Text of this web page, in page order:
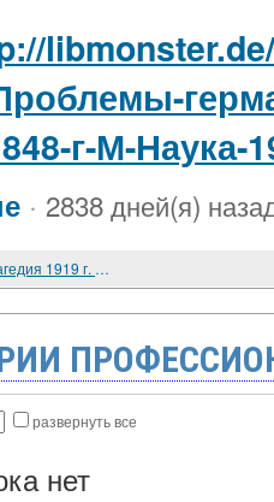
г-М-Наука-
· 2838 дней(я)
А. В. РАЙКОВ. Амритсарская трагедия 1919 г. и освободительное движение в Индии. М. Наука. 1985. 131 с.
развернуть все
нет